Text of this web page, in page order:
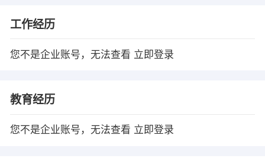
工作经历
您不是企业账号，无法查看 立即登录
教育经历
您不是企业账号，无法查看 立即登录